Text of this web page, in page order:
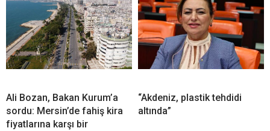
Ali Bozan, Bakan Kurum’a
sordu: Mersin’de fahiş kira
fiyatlarına karşı bir
“Akdeniz, plastik tehdidi
altında”